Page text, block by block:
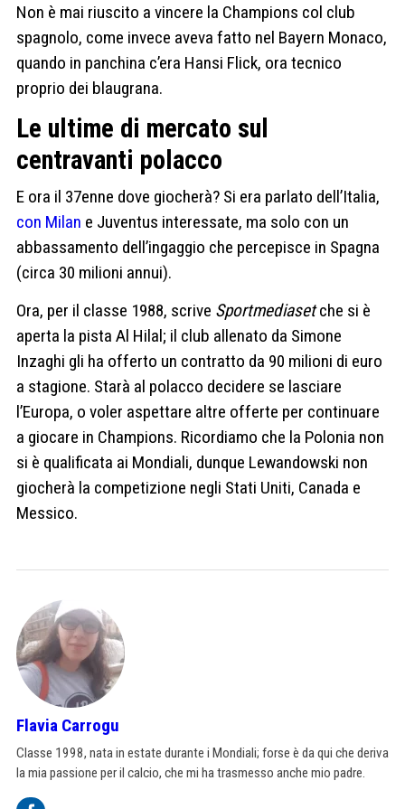
Non è mai riuscito a vincere la Champions col club
spagnolo, come invece aveva fatto nel Bayern Monaco,
quando in panchina c’era Hansi Flick, ora tecnico
proprio dei blaugrana.
Le ultime di mercato sul
centravanti polacco
E ora il 37enne dove giocherà? Si era parlato dell’Italia,
con Milan e Juventus interessate, ma solo con un
abbassamento dell’ingaggio che percepisce in Spagna
(circa 30 milioni annui).
Ora, per il classe 1988, scrive Sportmediasetche si è
aperta la pista Al Hilal; il club allenato da Simone
Inzaghi gli ha offerto un contratto da 90 milioni di euro
a stagione. Starà al polacco decidere se lasciare
l’Europa, o voler aspettare altre offerte per continuare
a giocare in Champions. Ricordiamo che la Polonia non
si è qualificata ai Mondiali, dunque Lewandowski non
giocherà la competizione negli Stati Uniti, Canada e
Messico.
Flavia Carrogu
Classe 1998, nata in estate durante i Mondiali; forse è da qui che deriva
la mia passione per il calcio, che mi ha trasmesso anche mio padre.